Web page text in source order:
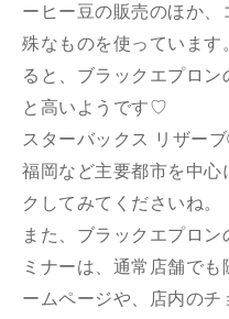
ーヒー豆の販売のほか
殊なものを使っていま
ると、ブラックエプロ
と高いようです♡
スターバックス リザー
福岡など主要都市を中心
クしてみてくださいね。
また、ブラックエプロ
ミナーは、通常店舗で
ームページや、店内のチ